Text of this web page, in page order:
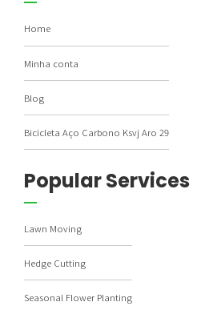
Home
Minha conta
Blog
Bicicleta Aço Carbono Ksvj Aro 29
Popular Services
Lawn Moving
Hedge Cutting
Seasonal Flower Planting